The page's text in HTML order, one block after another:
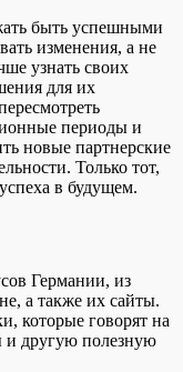
быть успешными
изменения, а не
узнать своих
для их
периоды и
новые партнерские
Только тот,
в будущем.
Германии, из
а также их сайты.
которые говорят на
и другую полезную